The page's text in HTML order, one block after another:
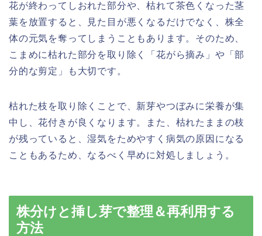
花が終わってしおれた部分や、枯れて茶色くなった茎
葉を放置すると、見た目が悪くなるだけでなく、株全
体の元気を奪ってしまうこともあります。そのため、
こまめに枯れた部分を取り除く「花がら摘み」や「部
分的な剪定」も大切です。
枯れた枝を取り除くことで、新芽やつぼみに栄養が集
中し、花付きが良くなります。また、枯れたままの枝
が残っていると、湿気をためやすく病気の原因になる
こともあるため、なるべく早めに対処しましょう。
株分けと挿し芽で整理＆再利用する
方法